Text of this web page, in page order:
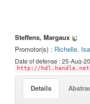
Steffens, Margaux
Promotor(s) : Richelle,
Date of defense : 25-Aug-
http://hdl.handle.net/
Details